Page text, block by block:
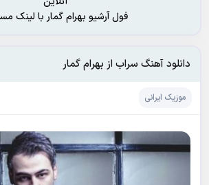
فول آرشیو بهرام گمار با لینک
دانلود آهنگ سراب از بهرام گمار
موزیک ایرانی